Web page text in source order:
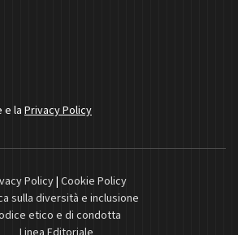
e la Privacy Policy
Policy| Cookie Policy
sulla diversità e inclusione
etico e di condotta